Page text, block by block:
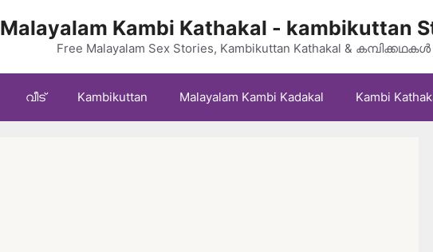
Malayalam Kambi Kathakal - kambikuttan
Free Malayalam Sex Stories, Kambikuttan Kathakal & കമ്പിക്കഥകൾ
വീട് Kambikuttan Malayalam Kambi Kadakal Kambi